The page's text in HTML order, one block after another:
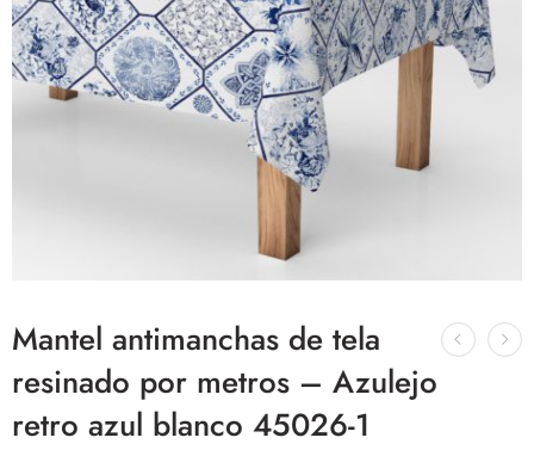
Mantel antimanchas de tela
resinado por metros – Azulejo
retro azul blanco 45026-1